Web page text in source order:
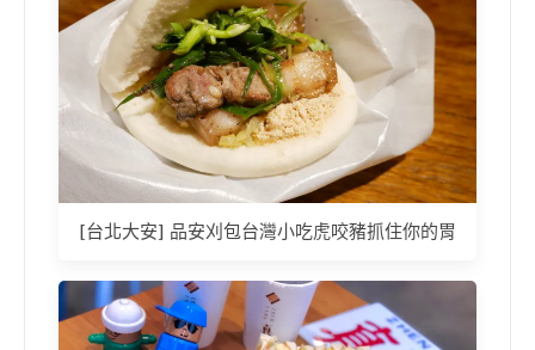
[台北大安] 品安刈包台灣小吃虎咬豬抓住你的胃